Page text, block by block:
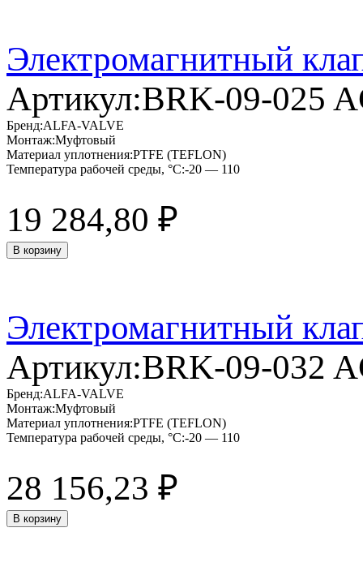
Электромагнитный
Артикул:BRK-09-025
Бренд:ALFA-VALVE
Монтаж:Муфтовый
Материал уплотнения:PTFE (TEFLON)
Температура рабочей среды, °C:-20 — 110
19 284,80 ₽
В корзину
Электромагнитный
Артикул:BRK-09-032
Бренд:ALFA-VALVE
Монтаж:Муфтовый
Материал уплотнения:PTFE (TEFLON)
Температура рабочей среды, °C:-20 — 110
28 156,23 ₽
В корзину